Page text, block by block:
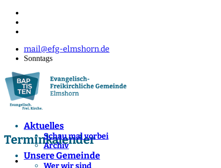
mail@efg-elmshorn.de
Sonntags
Aktuelles
Schau mal vorbei
Archiv
Unsere Gemeinde
Wer wir sind
Terminkalender